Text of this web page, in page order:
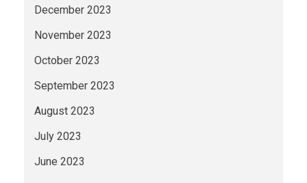
December 2023
November 2023
October 2023
September 2023
August 2023
July 2023
June 2023